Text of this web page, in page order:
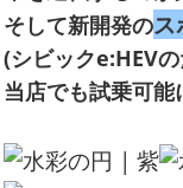
そして新開発の
(シビックe:HEV
当店でも試乗可